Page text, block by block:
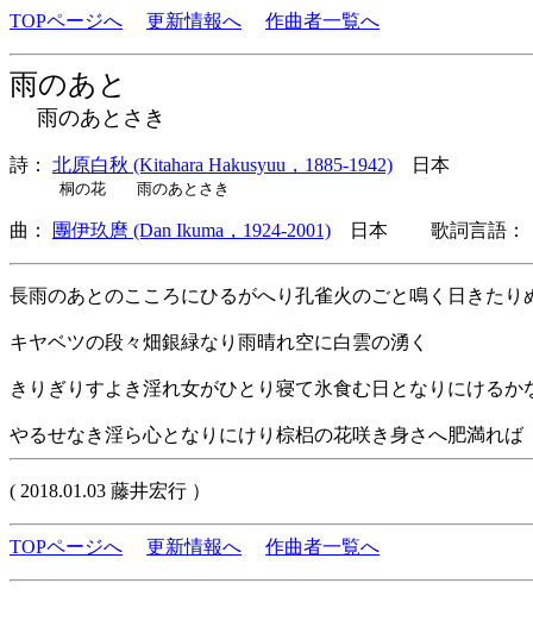
TOPページへ 更新情報へ 作曲者一覧へ
雨のあと
雨のあとさき
詩： 北原白秋 (Kitahara Hakusyuu，1885-1942) 日本
桐の花 雨のあとさき
曲： 團伊玖麿 (Dan Ikuma，1924-2001) 日本 歌詞言語：
長雨のあとのこころにひるがへり孔雀火のごと鳴く日きたり
キヤベツの段々畑銀緑なり雨晴れ空に白雲の湧く
きりぎりすよき淫れ女がひとり寝て氷食む日となりにけるか
やるせなき淫ら心となりにけり棕梠の花咲き身さへ肥満れば
( 2018.01.03 藤井宏行 ）
TOPページへ 更新情報へ 作曲者一覧へ